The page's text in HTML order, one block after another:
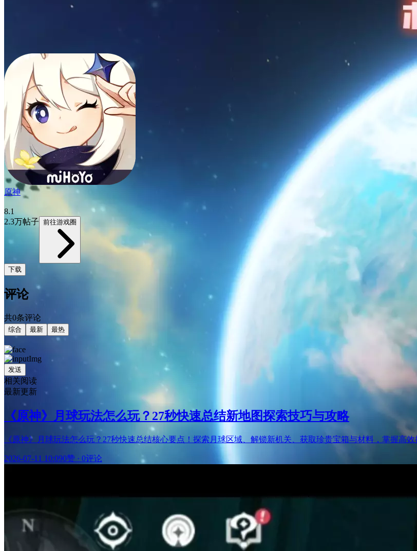
原神
8.1
2.3万帖子 前往游戏圈
下载
评论
共0条评论
综合 最新 最热
发送
相关阅读
最新更新
《原神》月球玩法怎么玩？27秒快速总结新地图探索技巧与攻略
《原神》月球玩法怎么玩？27秒快速总结核心要点！探索月球区域、解锁新机关、获取珍贵宝箱与材料，掌握高
2026-07-11 10:090赞 · 0评论